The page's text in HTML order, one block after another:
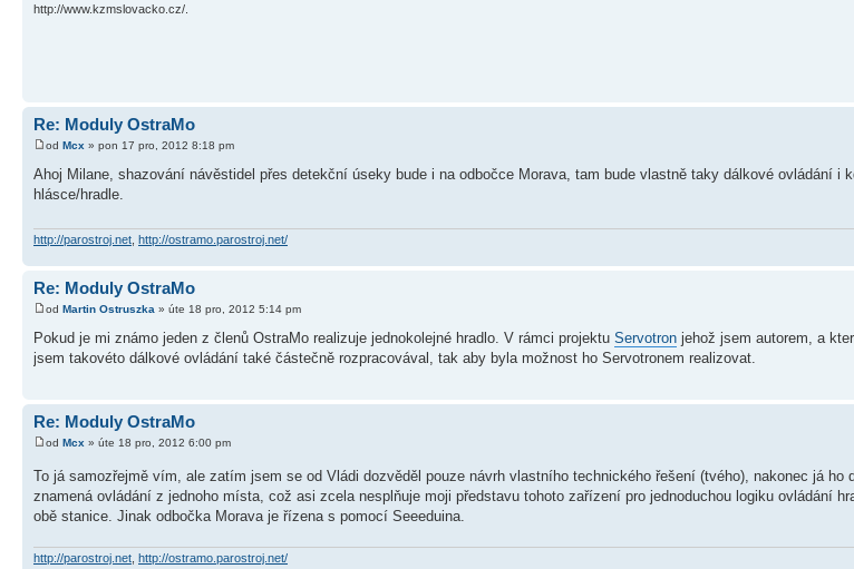
http://www.kzmslovacko.cz/.
Re: Moduly OstraMo
od Mcx » pon 17 pro, 2012 8:18 pm
Ahoj Milane, shazování návěstidel přes detekční úseky bude i na odbočce Morava, tam bude vlastně taky dálkové ovládání i
hlásce/hradle.
http://parostroj.net http://ostramo.parostroj.net/
Re: Moduly OstraMo
od Martin Ostruszka » úte 18 pro, 2012 5:14 pm
Pokud je mi známo jeden z členů OstraMo realizuje jednokolejné hradlo. V rámci projektu Servotron jehož jsem autorem, a
jsem takovéto dálkové ovládání také částečně rozpracovával, tak aby byla možnost ho Servotronem realizovat.
Re: Moduly OstraMo
od Mcx » úte 18 pro, 2012 6:00 pm
To já samozřejmě vím, ale zatím jsem se od Vládi dozvěděl pouze návrh vlastního technického řešení (tvého), nakonec já ho
znamená ovládání z jednoho místa, což asi zcela nesplňuje moji představu tohoto zařízení pro jednoduchou logiku ovládání
obě stanice. Jinak odbočka Morava je řízena s pomocí Seeeduina.
http://parostroj.net http://ostramo.parostroj.net/